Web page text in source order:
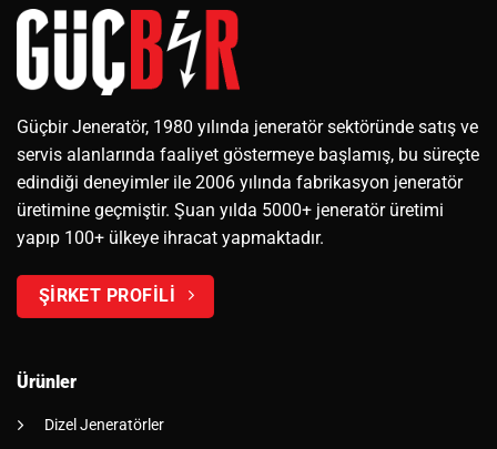
Güçbir Jeneratör, 1980 yılında jeneratör sektöründe satış ve
servis alanlarında faaliyet göstermeye başlamış, bu süreçte
edindiği deneyimler ile 2006 yılında fabrikasyon jeneratör
üretimine geçmiştir. Şuan yılda 5000+ jeneratör üretimi
yapıp 100+ ülkeye ihracat yapmaktadır.
ŞİRKET PROFİLİ
Ürünler
Dizel Jeneratörler